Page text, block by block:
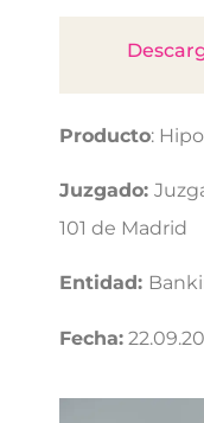
Producto:
Juzgado:
101 de Madrid
Entidad:
Fecha: